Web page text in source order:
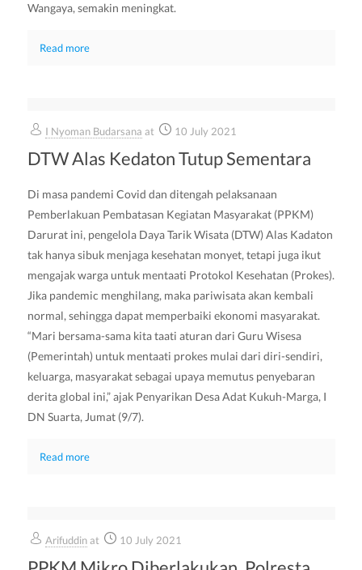
Wangaya, semakin meningkat.
Read more
I Nyoman Budarsana at 10 July 2021
DTW Alas Kedaton Tutup Sementara
Di masa pandemi Covid dan ditengah pelaksanaan
Pemberlakuan Pembatasan Kegiatan Masyarakat (PPKM)
Darurat ini, pengelola Daya Tarik Wisata (DTW) Alas Kadaton
tak hanya sibuk menjaga kesehatan monyet, tetapi juga ikut
mengajak warga untuk mentaati Protokol Kesehatan (Prokes).
Jika pandemic menghilang, maka pariwisata akan kembali
normal, sehingga dapat memperbaiki ekonomi masyarakat.
“Mari bersama-sama kita taati aturan dari Guru Wisesa
(Pemerintah) untuk mentaati prokes mulai dari diri-sendiri,
keluarga, masyarakat sebagai upaya memutus penyebaran
derita global ini,” ajak Penyarikan Desa Adat Kukuh-Marga, I
DN Suarta, Jumat (9/7).
Read more
Arifuddin at 10 July 2021